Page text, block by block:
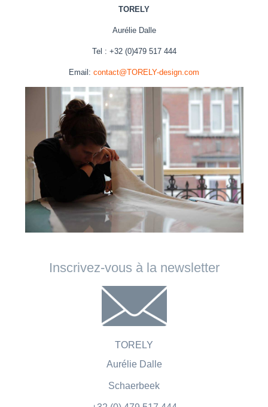
TORELY
Aurélie Dalle
Tel : +32 (0)479 517 444
Email: contact@TORELY-design.com
Inscrivez-vous à la newsletter
TORELY
Aurélie Dalle
Schaerbeek